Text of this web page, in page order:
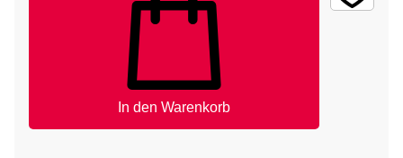
In den Warenkorb